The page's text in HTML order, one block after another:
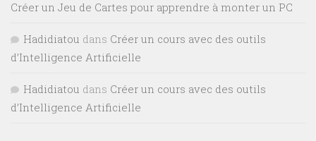
Créer un Jeu de Cartes pour apprendre à monter un PC
Hadidiatou dans Créer un cours avec des outils
d’Intelligence Artificielle
Hadidiatou dans Créer un cours avec des outils
d’Intelligence Artificielle